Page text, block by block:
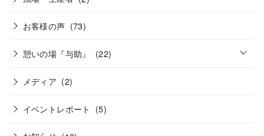
お客様の声 (73)
憩いの場『与助』 (22) o
メディア (2)
イベントレポート (5)